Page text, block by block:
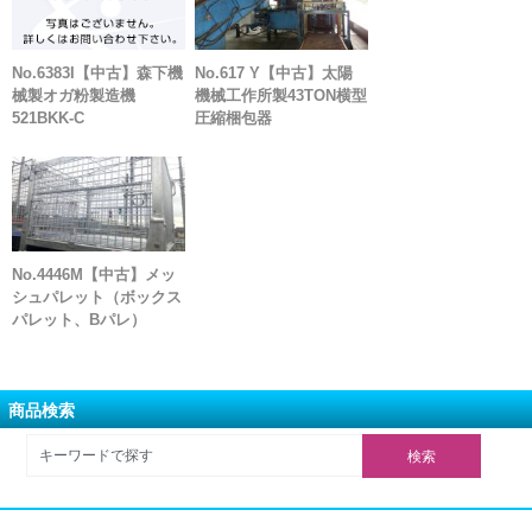
No.6383I【中古】森下機
械製オガ粉製造機
521BKK-C
No.617 Y【中古】太陽
機械工作所製43TON横型
圧縮梱包器
No.4446M【中古】メッ
シュパレット（ボックス
パレット、Bパレ）
商品検索